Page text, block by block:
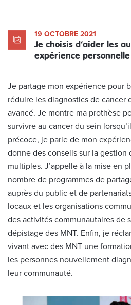
19 OCTOBRE 2021
Je choisis d’aider les
expérience personnelle
Je partage mon expérience pour
réduire les diagnostics de cancer
avancé. Je montre ma prothèse
survivre au cancer du sein
précoce, je parle de mon
donne des conseils sur la gestion
multiples. J’appelle à la mise en
nombre de programmes de
auprès du public et de
locaux et les organisations
des activités communautaires de
dépistage des MNT. Enfin, je
vivant avec des MNT une
les personnes nouvellement
leur communauté.